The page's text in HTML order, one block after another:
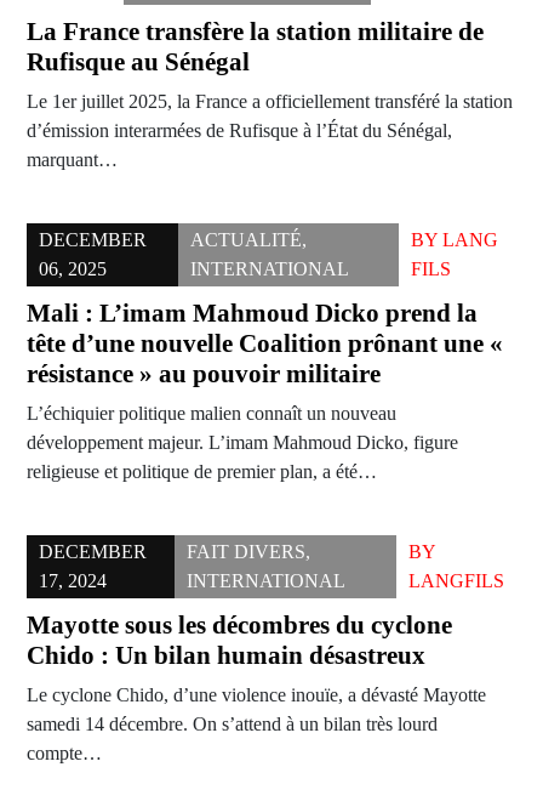
La France transfère la station militaire de
Rufisque au Sénégal
Le 1er juillet 2025, la France a officiellement transféré la station
d’émission interarmées de Rufisque à l’État du Sénégal,
marquant…
DECEMBER
06, 2025
ACTUALITÉ,
INTERNATIONAL
BYLANG
FILS
Mali : L’imam Mahmoud Dicko prend la
tête d’une nouvelle Coalition prônant une «
résistance » au pouvoir militaire
L’échiquier politique malien connaît un nouveau
développement majeur. L’imam Mahmoud Dicko, figure
religieuse et politique de premier plan, a été…
DECEMBER
17, 2024
FAIT DIVERS,
INTERNATIONAL
BY
LANGFILS
Mayotte sous les décombres du cyclone
Chido : Un bilan humain désastreux
Le cyclone Chido, d’une violence inouïe, a dévasté Mayotte
samedi 14 décembre. On s’attend à un bilan très lourd
compte…